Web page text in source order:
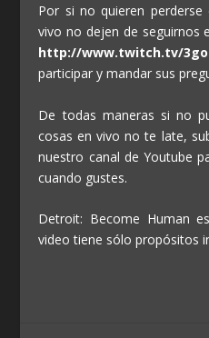
Por si no quieren
vivo no dejen de seguirnos
http://www.twitch.tv/
participar y mandar sus
De todas maneras si no
cosas en vivo no te late,
nuestro canal de Youtube
cuando gustes.
Detroit: Become Human
video tiene sólo propósitos